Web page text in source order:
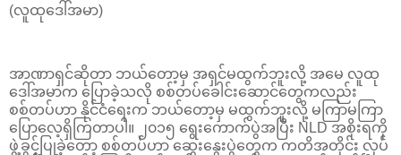
(လူထုဒေါ်အမာ)
အာဏာရှင်ဆိုတာ ဘယ်တော့မှ အရှင်မထွက်ဘူးလို့ အမေ လူထု
ဒေါ်အမာက ပြောခဲ့သလို စစ်တပ်ခေါင်းဆောင်တွေကလည်း
စစ်တပ်ဟာ နိုင်ငံရေးက ဘယ်တော့မှ မထွက်ဘူးလို့ မကြာမကြာ
ပြောလေ့ရှိကြတာပါ။ ၂၀၁၅ ရွေးကောက်ပွဲအပြီး NLD အစိုးရကို
ဖွဲ့ခွင့်ပြုခဲ့တော့ စစ်တပ်ဟာ ဆွေးနွေးပွဲတွေက ကတိအတိုင်း လုပ်